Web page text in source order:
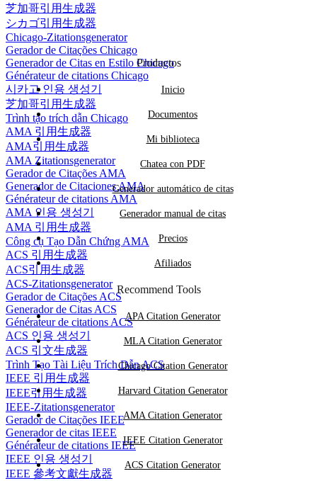
芝加哥引用生成器
シカゴ引用生成器
Chicago-Zitationsgenerator
Gerador de Citações Chicago
Generador de Citas en Estilo Chicago
Générateur de citations Chicago
시카고 인용 생성기
芝加哥引用生成器
Trình tạo trích dẫn Chicago
AMA 引用生成器
AMA引用生成器
AMA Zitationsgenerator
Gerador de Citações AMA
Generador de Citaciones AMA
Générateur de citations AMA
AMA 인용 생성기
AMA 引用生成器
Công cụ Tạo Dẫn Chứng AMA
ACS 引用生成器
ACS引用生成器
ACS-Zitationsgenerator
Gerador de Citações ACS
Generador de Citas ACS
Générateur de citations ACS
ACS 인용 생성기
ACS 引文生成器
Trình Tạo Tài Liệu Trích Dẫn ACS
IEEE 引用生成器
IEEE引用生成器
IEEE-Zitationsgenerator
Gerador de Citações IEEE
Generador de citas IEEE
Générateur de citations IEEE
IEEE 인용 생성기
IEEE 參考文獻生成器
Productos
Inicio
Documentos
Mi biblioteca
Chatea con PDF
Generador automático de citas
Generador manual de citas
Precios
Afiliados
Recommend Tools
APA Citation Generator
MLA Citation Generator
Chicago Citation Generator
Harvard Citation Generator
AMA Citation Generator
IEEE Citation Generator
ACS Citation Generator